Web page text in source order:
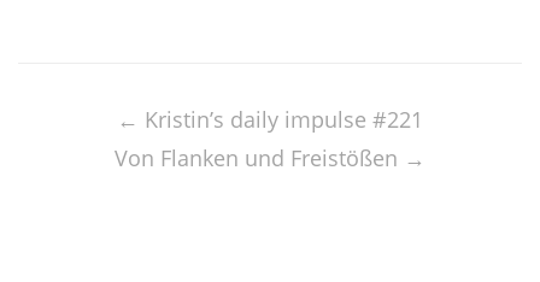
navigation
← Kristin’s daily impulse #221
Von Flanken und Freistößen →